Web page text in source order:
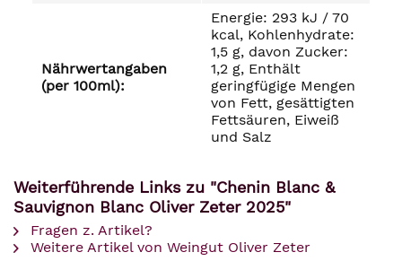
Nährwertangaben
(per 100ml):
Energie: 293 kJ / 70
kcal, Kohlenhydrate:
1,5 g, davon Zucker:
1,2 g, Enthält
geringfügige Mengen
von Fett, gesättigten
Fettsäuren, Eiweiß
und Salz
Weiterführende Links zu "Chenin Blanc &
Sauvignon Blanc Oliver Zeter 2025"
Fragen z. Artikel?
Weitere Artikel von Weingut Oliver Zeter